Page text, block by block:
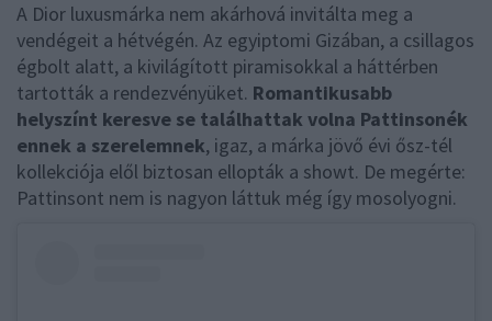
A Dior luxusmárka nem akárhová invitálta meg a
vendégeit a hétvégén. Az egyiptomi Gizában, a csillagos
égbolt alatt, a kivilágított piramisokkal a háttérben
tartották a rendezvényüket. Romantikusabb
helyszínt keresve se találhattak volna Pattinsonék
ennek a szerelemnek, igaz, a márka jövő évi ősz-tél
kollekciója elől biztosan ellopták a showt. De megérte:
Pattinsont nem is nagyon láttuk még így mosolyogni.